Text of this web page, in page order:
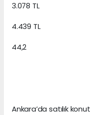
3.078 TL
4.439 TL
44,2
Ankara’da satılık